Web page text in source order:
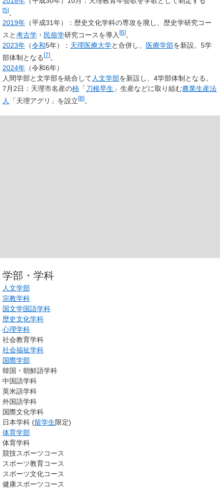
[5]。
2019年 （平成31年）：歴史文化学科の専攻を廃し、歴史学研究コー
スと考古学 ・ 民俗学研究コースを導入 [6] 。
2023年 （令和5年）： 天理医療大学と合併し、 医療学部を新設。5学
部体制となる [7] 。
2024年 （令和6年）
人間学部と文学部を統合して 人文学部を新設し、4学部体制となる。
7月2日：天理市名産の柿 「刀根早生 」生産などに取り組む農業生産法
人
「天理アグリ」を設立[8]。
学部・学科
人文学部
宗教学科
国文学国語学科
歴史文化学科
心理学科
社会教育学科
社会福祉学科
国際学部
韓国・朝鮮語学科
中国語学科
英米語学科
外国語学科
国際文化学科
日本学科 (留学生限定)
体育学部
体育学科
競技スポーツコース
スポーツ教育コース
スポーツ文化コース
健康スポーツコース